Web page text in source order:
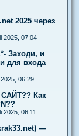
2025 через
2025, 07:04
Заходи, и
для входа
06:29
Как
2025, 06:11
—